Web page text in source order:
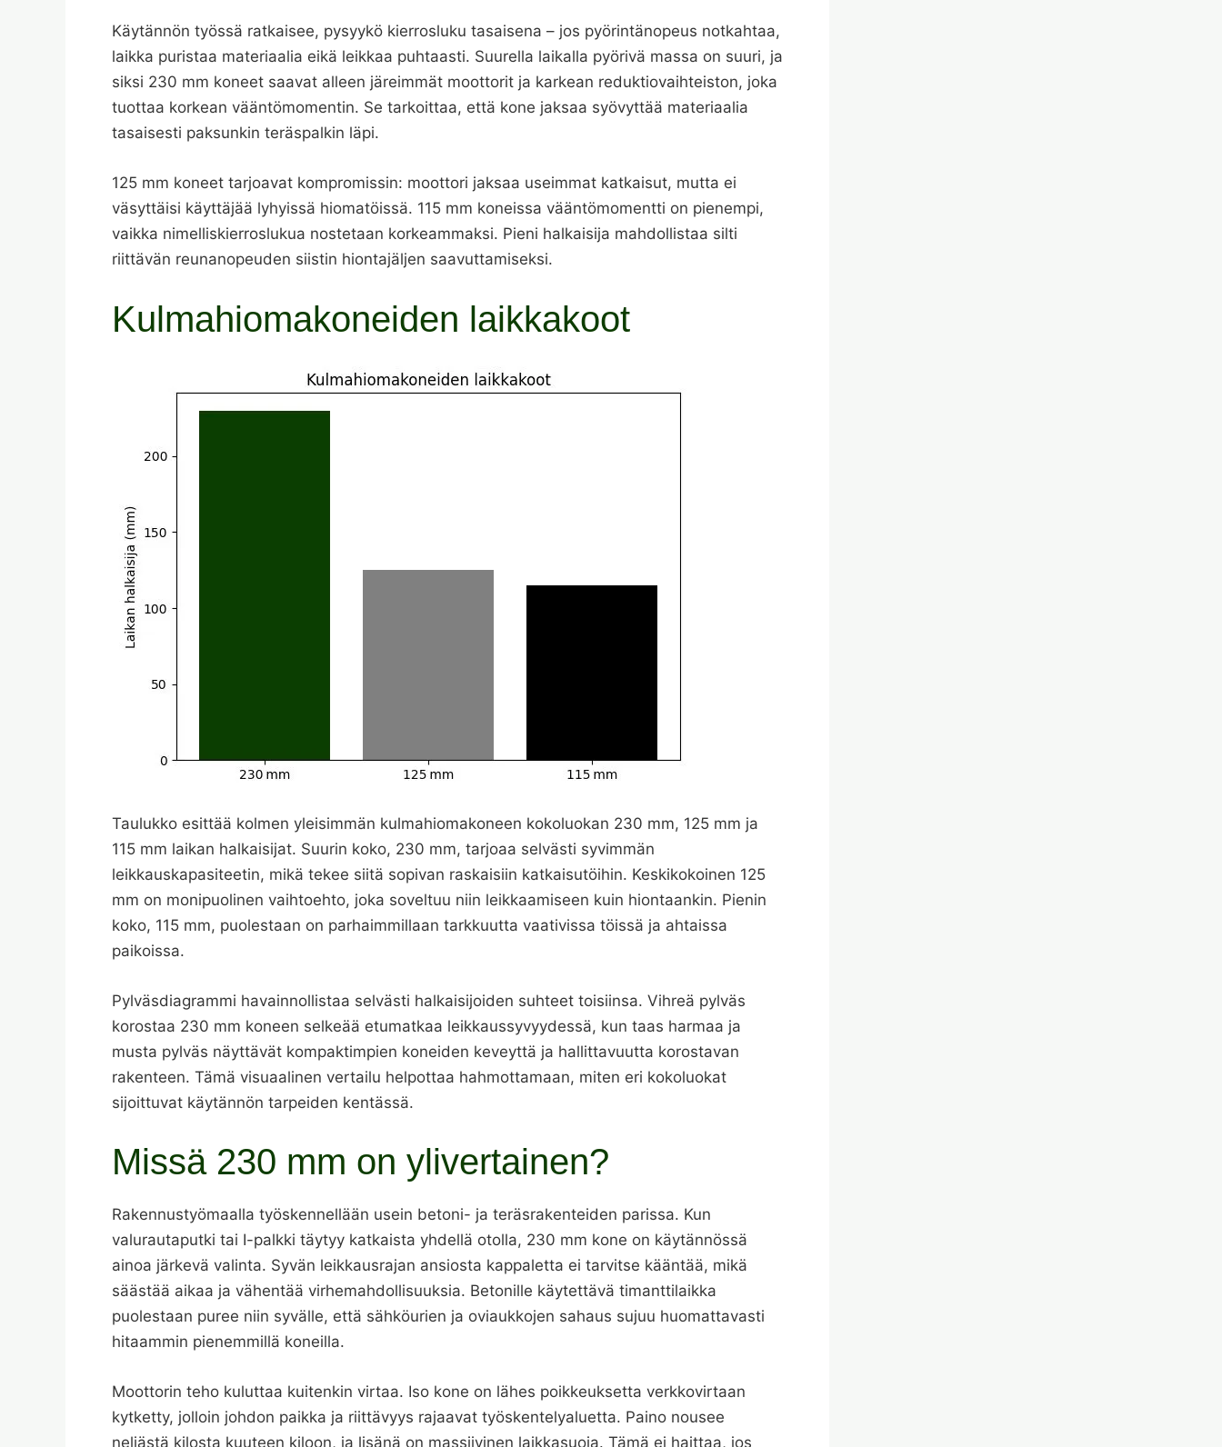
Käytännön työssä ratkaisee, pysyykö kierrosluku tasaisena – jos pyörintänopeus notkahtaa,
laikka puristaa materiaalia eikä leikkaa puhtaasti. Suurella laikalla pyörivä massa on suuri, ja
siksi 230 mm koneet saavat alleen järeimmät moottorit ja karkean reduktiovaihteiston, joka
tuottaa korkean vääntömomentin. Se tarkoittaa, että kone jaksaa syövyttää materiaalia
tasaisesti paksunkin teräspalkin läpi.
125 mm koneet tarjoavat kompromissin: moottori jaksaa useimmat katkaisut, mutta ei
väsyttäisi käyttäjää lyhyissä hiomatöissä. 115 mm koneissa vääntömomentti on pienempi,
vaikka nimelliskierroslukua nostetaan korkeammaksi. Pieni halkaisija mahdollistaa silti
riittävän reunanopeuden siistin hiontajäljen saavuttamiseksi.
Kulmahiomakoneiden laikkakoot
Taulukko esittää kolmen yleisimmän kulmahiomakoneen kokoluokan 230 mm, 125 mm ja
115 mm laikan halkaisijat. Suurin koko, 230 mm, tarjoaa selvästi syvimmän
leikkauskapasiteetin, mikä tekee siitä sopivan raskaisiin katkaisutöihin. Keskikokoinen 125
mm on monipuolinen vaihtoehto, joka soveltuu niin leikkaamiseen kuin hiontaankin. Pienin
koko, 115 mm, puolestaan on parhaimmillaan tarkkuutta vaativissa töissä ja ahtaissa
paikoissa.
Pylväsdiagrammi havainnollistaa selvästi halkaisijoiden suhteet toisiinsa. Vihreä pylväs
korostaa 230 mm koneen selkeää etumatkaa leikkaussyvyydessä, kun taas harmaa ja
musta pylväs näyttävät kompaktimpien koneiden keveyttä ja hallittavuutta korostavan
rakenteen. Tämä visuaalinen vertailu helpottaa hahmottamaan, miten eri kokoluokat
sijoittuvat käytännön tarpeiden kentässä.
Missä 230 mm on ylivertainen?
Rakennustyömaalla työskennellään usein betoni- ja teräsrakenteiden parissa. Kun
valurautaputki tai I-palkki täytyy katkaista yhdellä otolla, 230 mm kone on käytännössä
ainoa järkevä valinta. Syvän leikkausrajan ansiosta kappaletta ei tarvitse kääntää, mikä
säästää aikaa ja vähentää virhemahdollisuuksia. Betonille käytettävä timanttilaikka
puolestaan puree niin syvälle, että sähköurien ja oviaukkojen sahaus sujuu huomattavasti
hitaammin pienemmillä koneilla.
Moottorin teho kuluttaa kuitenkin virtaa. Iso kone on lähes poikkeuksetta verkkovirtaan
kytketty, jolloin johdon paikka ja riittävyys rajaavat työskentelyaluetta. Paino nousee
neljästä kilosta kuuteen kiloon, ja lisänä on massiivinen laikkasuoja. Tämä ei haittaa, jos